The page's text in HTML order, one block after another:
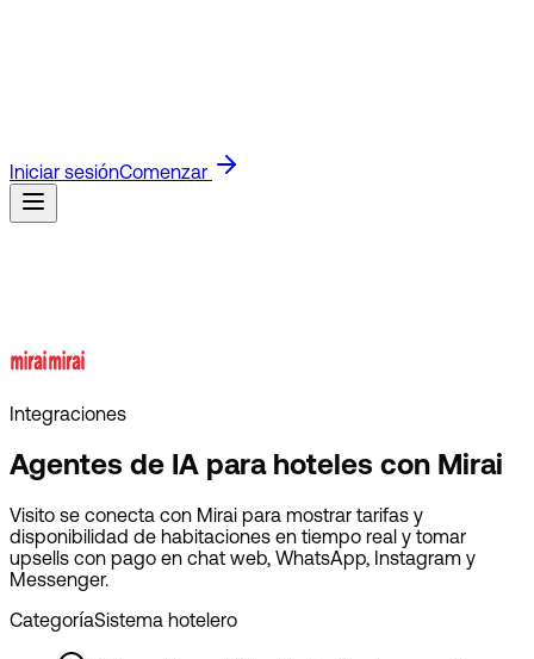
Iniciar sesiónComenzar
Integraciones
Agentes de IA para hoteles con Mirai
Visito se conecta con Mirai para mostrar tarifas y
disponibilidad de habitaciones en tiempo real y tomar
upsells con pago en chat web, WhatsApp, Instagram y
Messenger.
CategoríaSistema hotelero